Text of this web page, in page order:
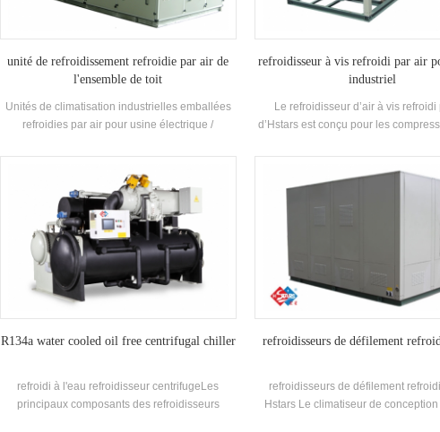
unité de refroidissement refroidie par air de
l'ensemble de toit
Unités de climatisation industrielles emballées
refroidies par air pour usine électrique /
pour l'industrie pharmaceutique, l'industrie
électronique, l'industrie automobile, l'imprimerie
et l'industrie alimentaire, les bâtiments
commerciaux, le traitement VOC et la protection
de l'environnement, la qualité de l'air intérieur, la
ventilation marine
refroidisseur à vis refroidi par air
industriel
Le refroidisseur d’air à vis refroidi
d’Hstars est conçu pour les
pour les clients à usage industriel.
avec une utilisation facile.
R134a water cooled oil free centrifugal chiller
refroidi à l'eau refroidisseur centrifugeLes
principaux composants des refroidisseurs
refroidisseurs de défilement
refroidisseurs de défilement
Hstars Le climatiseur de